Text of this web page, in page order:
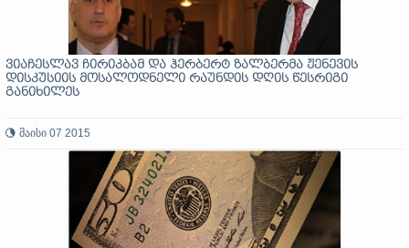
ვიაჩესლავ ჩირიკბამ და ჰერბერტ ზალბერმა ჟენევის
დისკუსიის მოსალოდნელი რაუნდის დღის წესრიგი
განიხილეს
მაისი 07 2015